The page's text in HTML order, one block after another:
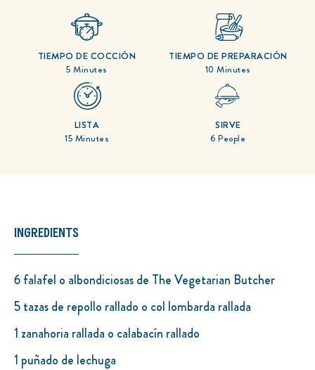
5 Minutes
TIEMPO DE COCCIÓN
10 Minutes
TIEMPO DE PREPARACIÓN
15 Minutes
LISTA
6 People
SIRVE
INGREDIENTS
6 falafel o albondiciosas de The Vegetarian Butcher
5 tazas de repollo rallado o col lombarda rallada
1 zanahoria rallada o calabacín rallado
1 puñado de lechuga